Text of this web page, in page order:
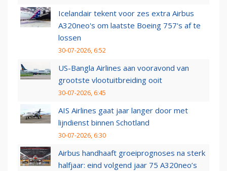
Icelandair tekent voor zes extra Airbus
A320neo's om laatste Boeing 757's af te
lossen
30-07-2026, 6:52
US-Bangla Airlines aan vooravond van
grootste vlootuitbreiding ooit
30-07-2026, 6:45
AIS Airlines gaat jaar langer door met
lijndienst binnen Schotland
30-07-2026, 6:30
Airbus handhaaft groeiprognoses na sterk
halfjaar: eind volgend jaar 75 A320neo’s